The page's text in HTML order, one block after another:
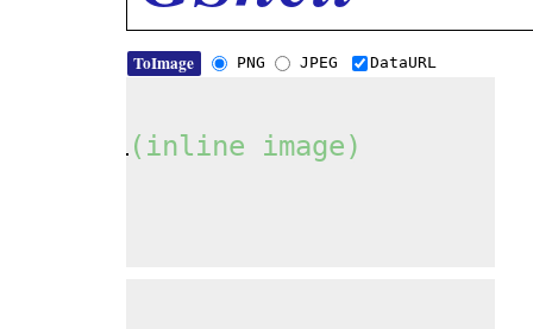
PNG JPEG DataURL
(inline image)